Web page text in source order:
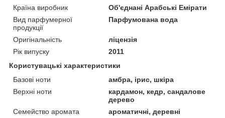
Країна виробник
Об'єднані Арабські Емірати
Вид парфумерної
продукції
Парфумована вода
Оригінальність
ліцензія
Рік випуску
2011
Користувацькі характеристики
Базові ноти
амбра, ірис, шкіра
Верхні ноти
кардамон, кедр, сандалове
дерево
Семейство аромата
ароматичні, деревні